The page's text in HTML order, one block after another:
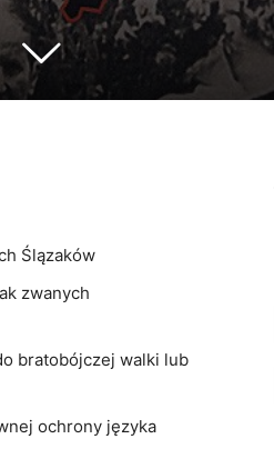
Ślązaków
zwanych
bratobójczej walki lub
ochrony języka